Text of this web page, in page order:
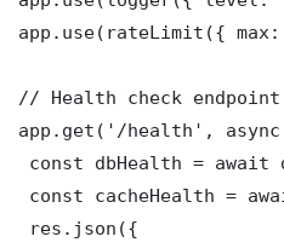
app.use(rateLimit({
// Health check endpoint
app.get('/health',
const dbHealth = await
const cacheHealth =
res.json({